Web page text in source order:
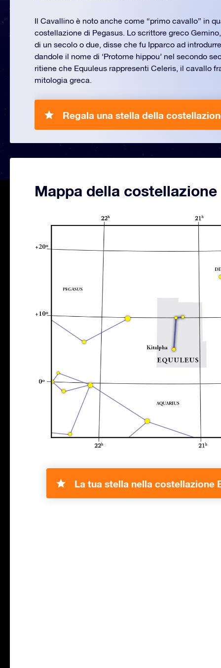
Il Cavallino è noto anche come “primo cavallo” in
costellazione di Pegasus. Lo scrittore greco
di un secolo o due, disse che fu Ipparco ad
dandole il nome di ‘Protome hippou’ nel secondo
ritiene che Equuleus rappresenti Celeris, il cavallo
mitologia greca.
Regala una stella della
Mappa della
La tua stella nella costellazione